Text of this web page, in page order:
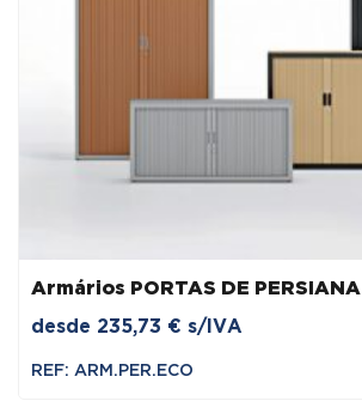
Armários PORTAS DE PERSIANA
desde 235,73 € s/IVA
REF: ARM.PER.ECO